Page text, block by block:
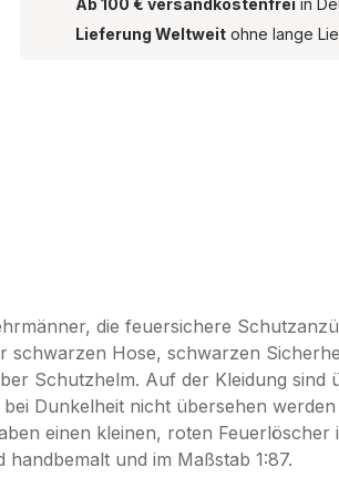
Ab 100 € versandkostenfrei in
Lieferung Weltweit ohne lange
die feuersichere
schwarzen Hose, schwarzen
Schutzhelm. Auf der Kleidung sind
Dunkelheit nicht übersehen
einen kleinen, roten Feuerlöscher
und im Maßstab 1:87.